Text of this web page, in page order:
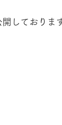
しておりま